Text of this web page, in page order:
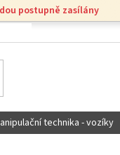
postupně zasílány
technika - vozíky